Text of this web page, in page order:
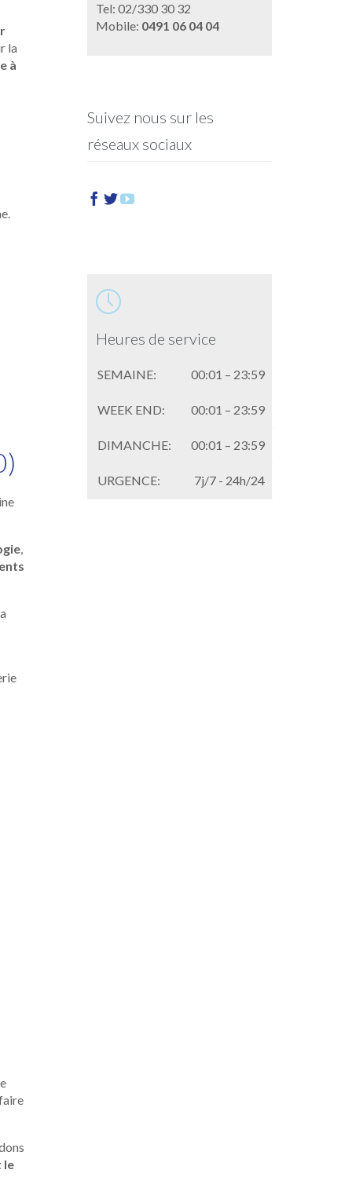
la
à
,
le
Tel: 02/330 30 32
Mobile: 0491 06 04 04
Suivez nous sur les
réseaux sociaux
 

Heures de service
SEMAINE: 00:01 – 23:59
WEEK END: 00:01 – 23:59
DIMANCHE: 00:01 – 23:59
URGENCE: 7j/7 - 24h/24